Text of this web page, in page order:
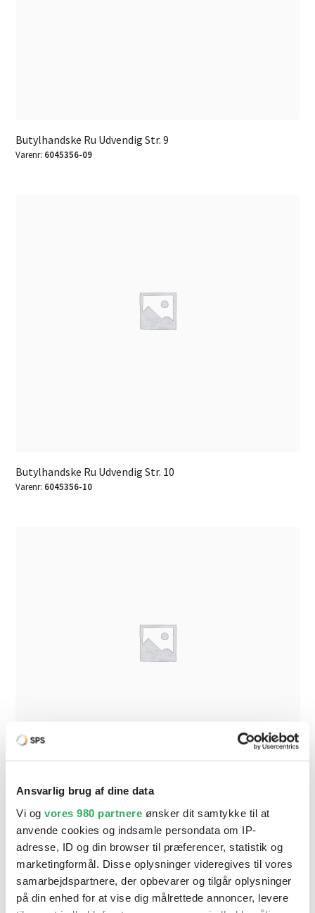
Ansvarlig brug af dine data
Vi og vores 980 partnere ønsker dit samtykke til at
anvende cookies og indsamle persondata om IP-
adresse, ID og din browser til præferencer, statistik og
marketingformål. Disse oplysninger videregives til vores
samarbejdspartnere, der opbevarer og tilgår oplysninger
på din enhed for at vise dig målrettede annoncer, levere
Butylhandske Ru Udvendig Str. 9
Varenr: 6045356-09
Butylhandske Ru Udvendig Str. 10
Varenr: 6045356-10
Varenr: 6045356-11